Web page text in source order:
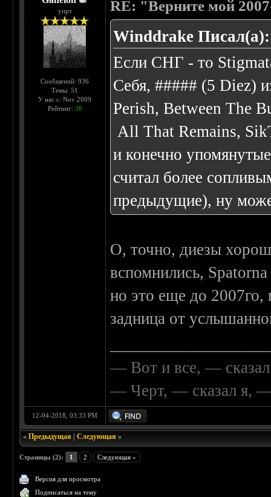
упрт
Сообщений: 936
Темы: 51
У нас с: Nov 2009
Рейтинг: 38
RE: "Верните мой
Winddrake Писал(а):
Если СНГ - то
Себя, ##### (5 Diez)
Perish, Between The
All That Remains,
и конечно
считал более
предыдущие), ну
О, точно, диезы
вспомнились,
но это еще до 2007го,
задница от
— Вот и все, —
— Черт, — сказал я, —
12-04-2018, 03:33 PM
«Предыдущая |Следующая »
Страницы (2): 1 2 Следующая »
Версия для просмотра
Подписаться на тему